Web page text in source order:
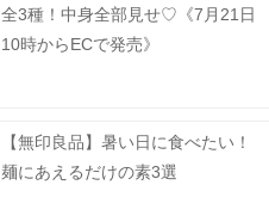
全3種！中身全部見せ♡《7月21日
10時からECで発売》
【無印良品】暑い日に食べたい！
麺にあえるだけの素3選